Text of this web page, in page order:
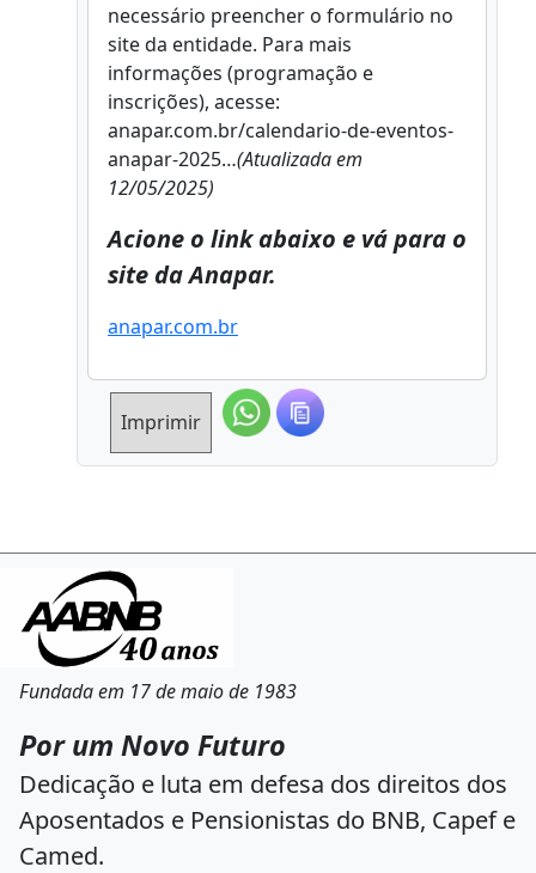
necessário preencher o formulário no
site da entidade. Para mais
informações (programação e
inscrições), acesse:
anapar.com.br/calendario-de-eventos-
anapar-2025…(Atualizada em
12/05/2025)
Acione o link abaixo e vá para o
site da Anapar.
anapar.com.br
Imprimir
Fundada em 17 de maio de 1983
Por um Novo Futuro
Dedicação e luta em defesa dos direitos dos
Aposentados e Pensionistas do BNB, Capef e
Camed.